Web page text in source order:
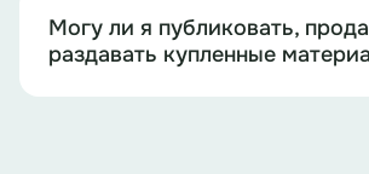
Но зато легко понять.
Могу ли я публиковать,
раздавать купленные